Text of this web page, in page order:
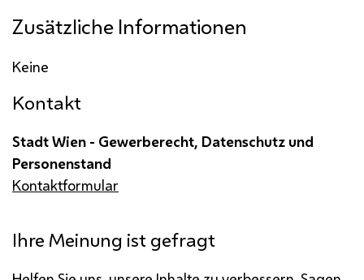
Zusätzliche Informationen
Keine
Kontakt
Stadt Wien - Gewerberecht, Datenschutz und
Personenstand
Kontaktformular
Ihre Meinung ist gefragt